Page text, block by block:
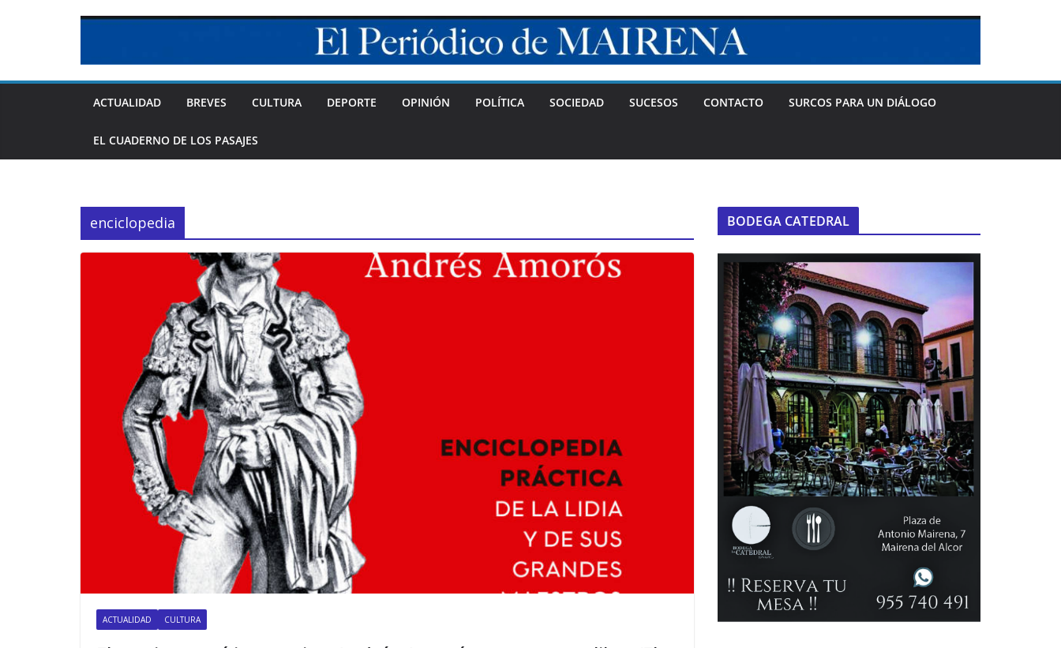
ACTUALIDAD BREVES CULTURA DEPORTE OPINIÓN POLÍTICA SOCIEDAD SUCESOS CONTACTO SURCOS PARA UN DIÁLOGO
EL CUADERNO DE LOS PASAJES
enciclopedia
ACTUALIDAD CULTURA
BODEGA CATEDRAL